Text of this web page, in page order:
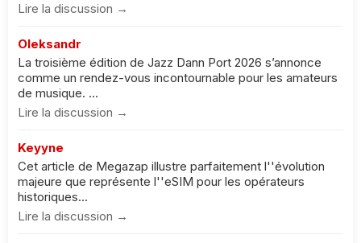
Lire la discussion →
Oleksandr
La troisième édition de Jazz Dann Port 2026 s’annonce
comme un rendez-vous incontournable pour les amateurs
de musique. ...
Lire la discussion →
Keyyne
Cet article de Megazap illustre parfaitement l''évolution
majeure que représente l''eSIM pour les opérateurs
historiques...
Lire la discussion →